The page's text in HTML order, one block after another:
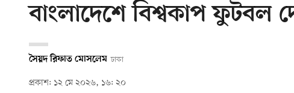
বাংলাদেশে বিশ্বকাপ ফুটবল
সৈয়দ রিফাত মোসলেম ঢাকা
প্রকাশ: ১২ মে ২০২৬, ১৬: ২০